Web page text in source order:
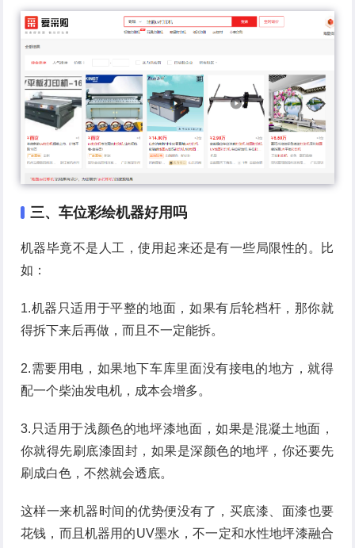
三、车位彩绘机器好用吗
机器毕竟不是人工，使用起来还是有一些局限性的。比
如：
1.机器只适用于平整的地面，如果有后轮档杆，那你就
得拆下来后再做，而且不一定能拆。
2.需要用电，如果地下车库里面没有接电的地方，就得
配一个柴油发电机，成本会增多。
3.只适用于浅颜色的地坪漆地面，如果是混凝土地面，
你就得先刷底漆固封，如果是深颜色的地坪，你还要先
刷成白色，不然就会透底。
这样一来机器时间的优势便没有了，买底漆、面漆也要
花钱，而且机器用的UV墨水，不一定和水性地坪漆融合